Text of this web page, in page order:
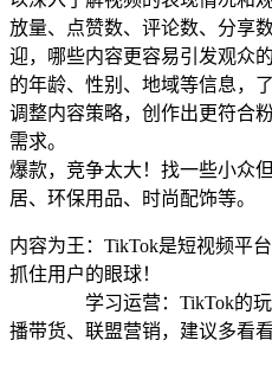
放量、点赞数、评论数、分享
迎，哪些内容更容易引发观众
的年龄、性别、地域等信息，
调整内容策略，创作出更符合
需求。 选对
爆款，竞争太大！找一些小众
居、环保用品、时尚配饰等。
内容为王：TikTok是短视频平
抓住用户
学习运营：TikTok的玩法
播带货、联盟营销，建议多看